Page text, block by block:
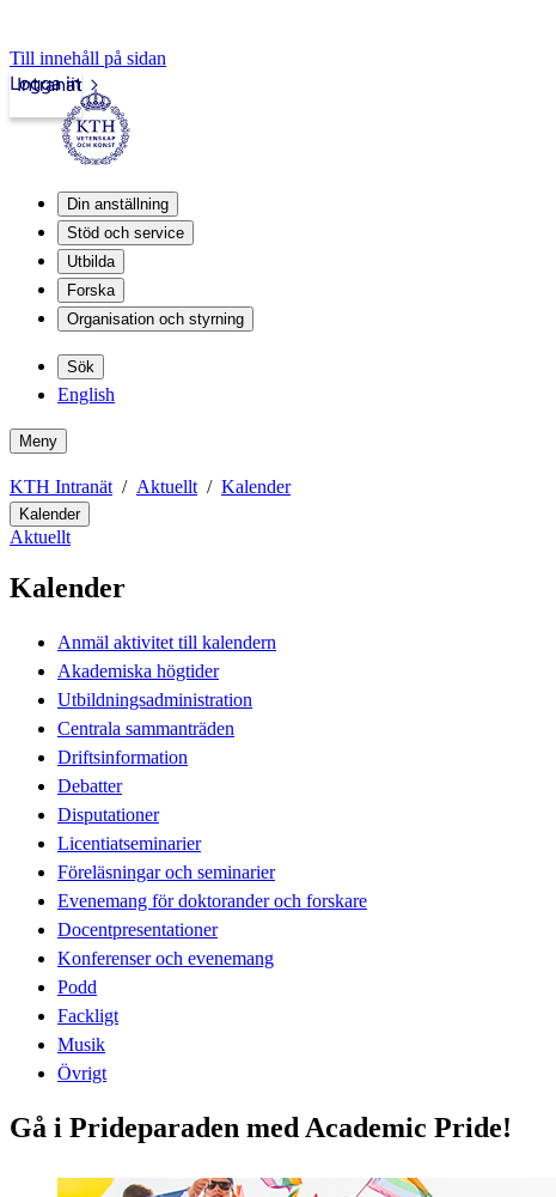
Till innehåll på sidan
Intranät
Logga in
Din anställning
Stöd och service
Utbilda
Forska
Organisation och styrning
Sök
English
Meny
KTH Intranät Aktuellt Kalender
Kalender
Aktuellt
Kalender
Anmäl aktivitet till kalendern
Akademiska högtider
Utbildningsadministration
Centrala sammanträden
Driftsinformation
Debatter
Disputationer
Licentiatseminarier
Föreläsningar och seminarier
Evenemang för doktorander och forskare
Docentpresentationer
Konferenser och evenemang
Podd
Fackligt
Musik
Övrigt
Gå i Prideparaden med Academic Pride!